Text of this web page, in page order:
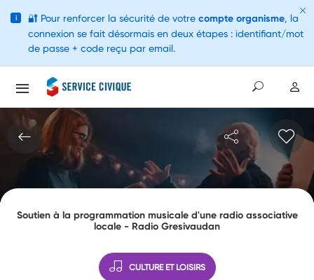
Soutien à la programmation musicale d'une radio associative
locale - Radio Gresivaudan
CULTURE ET LOISIRS
i 🔐 Pour renforcer la sécurité de votre compte organisme, la
connexion se fait désormais en deux étapes : identifiant/mot
de passe + code reçu par email.